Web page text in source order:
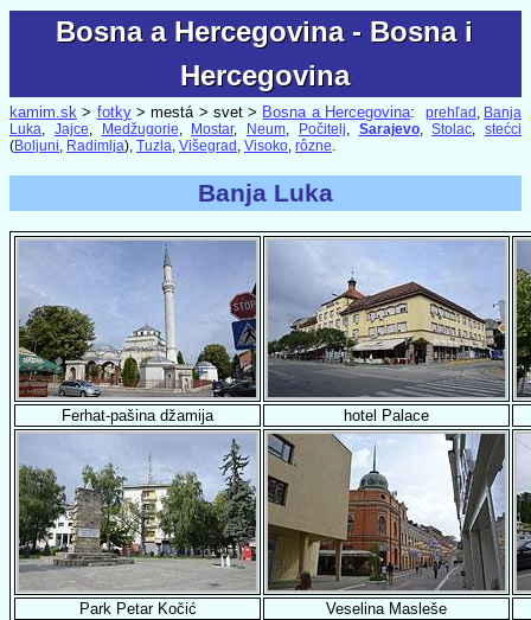
Bosna a Hercegovina - Bosna i
Hercegovina
Bosna a Hercegovina - Bosna i
Hercegovina
kamim.sk > fotky> mestá > svet > Bosna a Hercegovina: prehľad , Banja
Luka, Jajce, Medžugorie, Mostar, Neum, Počitelj, Sarajevo,Stolac, stećci
(Boljuni, Radimlja), Tuzla, Višegrad , Visoko, rôzne.
Banja Luka
Ferhat-pašina džamija hotel Palace
Park Petar Kočić Veselina Masleše